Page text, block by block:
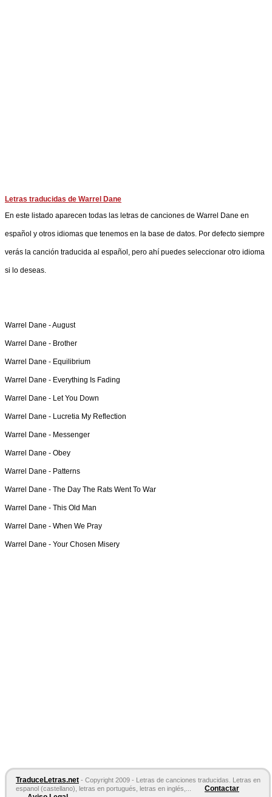
Letras traducidas de Warrel Dane
En este listado aparecen todas las letras de canciones de Warrel Dane en
español y otros idiomas que tenemos en la base de datos. Por defecto siempre
verás la canción traducida al español, pero ahí puedes seleccionar otro idioma
si lo deseas.
Warrel Dane -August
Warrel Dane - Brother
Warrel Dane - Equilibrium
Warrel Dane - Everything Is Fading
Warrel Dane - Let You Down
Warrel Dane - Lucretia My Reflection
Warrel Dane - Messenger
Warrel Dane - Obey
Warrel Dane - Patterns
Warrel Dane - The Day The Rats Went To War
Warrel Dane - This Old Man
Warrel Dane - When We Pray
Warrel Dane - Your Chosen Misery
TraduceLetras.net - Copyright 2009 - Letras de canciones traducidas. Letras en
espanol (castellano), letras en portugués, letras en inglés,...
Contactar